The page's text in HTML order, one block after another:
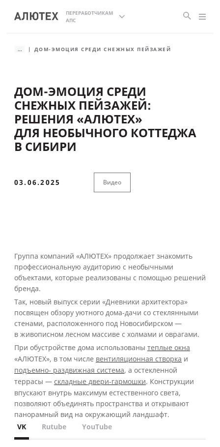
ПЕРЕРАБОТЧИКАМ
АПС
... ДОМ-ЭМОЦИЯ СРЕДИ СНЕЖНЫХ ПЕЙЗАЖЕЙ
ДОМ-ЭМОЦИЯ СРЕДИ
СНЕЖНЫХ ПЕЙЗАЖЕЙ:
РЕШЕНИЯ «АЛЮТЕХ»
ДЛЯ НЕОБЫЧНОГО КОТТЕДЖА
В СИБИРИ
03.06.2025 Видео
Группа компаний «АЛЮТЕХ» продолжает знакомить
профессиональную аудиторию с необычными
объектами, которые реализованы с помощью решений
бренда.
Так, новый выпуск серии «Дневники архитектора»
посвящен обзору уютного дома‑дачи со стеклянными
стенами, расположенного под Новосибирском —
в живописном лесном массиве с холмами и оврагами.
При обустройстве дома использованы теплые окна
«АЛЮТЕХ», в том числе вентиляционная створка и
подъемно‑ раздвижная система, а остекленной
террасы —складные двери‑гармошки. Конструкции
впускают внутрь максимум естественного света,
позволяют объединять пространства и открывают
панорамный вид на окружающий ландшафт.
VK
Rutube YouTube